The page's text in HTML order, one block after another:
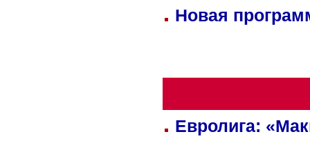
Новая
Евролига: